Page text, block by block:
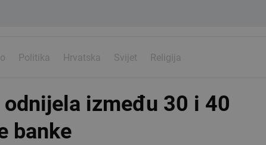
Politika Hrvatska Svijet Religija
između 30 i 40
banke